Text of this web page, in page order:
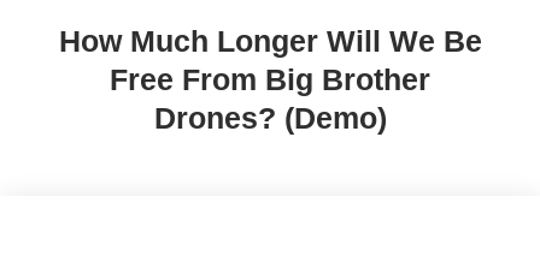
How Much Longer Will We Be
Free From Big Brother
Drones? (Demo)